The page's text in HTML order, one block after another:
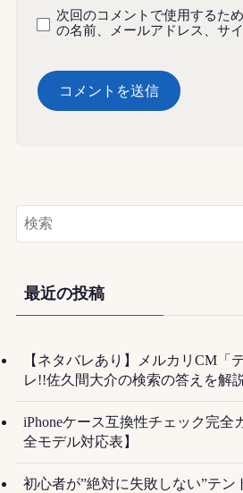
次回のコメントで使用するた
の名前、メールアドレス、サ
最近の投稿
【ネタバレあり】メルカリCM「
レ!!佐久間大介の検索の答えを解
iPhoneケース互換性チェック完全
全モデル対応表】
初心者が”絶対に失敗しない”テン